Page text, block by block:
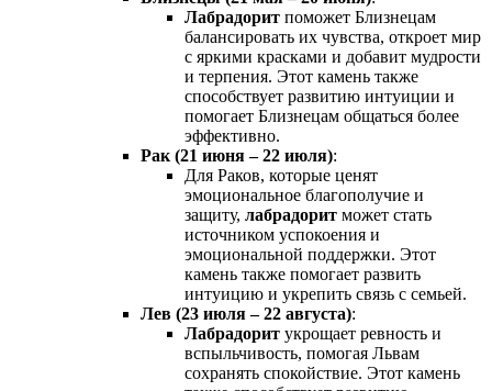
Лабрадорит поможет Близнецам
балансировать их чувства, откроет мир
с яркими красками и добавит мудрости
и терпения. Этот камень также
способствует развитию интуиции и
помогает Близнецам общаться более
эффективно.
Рак (21 июня – 22 июля):
Для Раков, которые ценят
эмоциональное благополучие и
защиту, лабрадорит может стать
источником успокоения и
эмоциональной поддержки. Этот
камень также помогает развить
интуицию и укрепить связь с семьей.
Лев (23 июля – 22 августа):
Лабрадорит укрощает ревность и
вспыльчивость, помогая Львам
сохранять спокойствие. Этот камень